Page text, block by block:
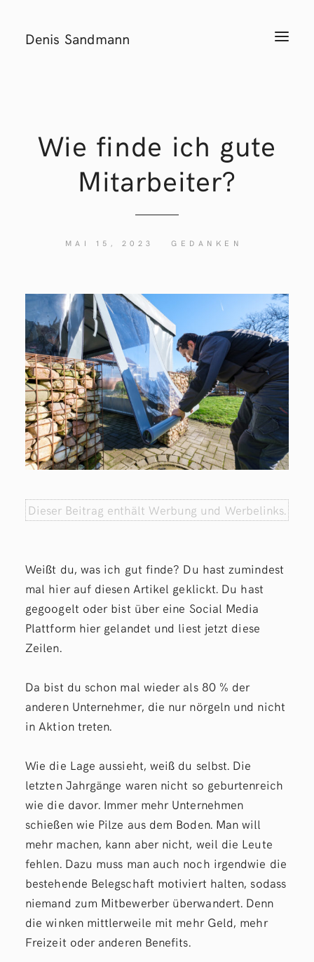
T
Denis Sandmann
Wie finde ich gute
Mitarbeiter?
MAI 15, 2023 GEDANKEN
Dieser Beitrag enthält Werbung und Werbelinks.
Weißt du, was ich gut finde? Du hast zumindest
mal hier auf diesen Artikel geklickt. Du hast
gegoogelt oder bist über eine Social Media
Plattform hier gelandet und liest jetzt diese
Zeilen.
Da bist du schon mal wieder als 80 % der
anderen Unternehmer, die nur nörgeln und nicht
in Aktion treten.
Wie die Lage aussieht, weiß du selbst. Die
letzten Jahrgänge waren nicht so geburtenreich
wie die davor. Immer mehr Unternehmen
schießen wie Pilze aus dem Boden. Man will
mehr machen, kann aber nicht, weil die Leute
fehlen. Dazu muss man auch noch irgendwie die
bestehende Belegschaft motiviert halten, sodass
niemand zum Mitbewerber überwandert. Denn
die winken mittlerweile mit mehr Geld, mehr
Freizeit oder anderen Benefits.